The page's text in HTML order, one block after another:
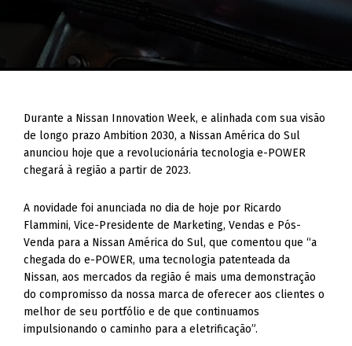
Durante a Nissan Innovation Week, e alinhada com sua visão
de longo prazo Ambition 2030, a Nissan América do Sul
anunciou hoje que a revolucionária tecnologia e-POWER
chegará à região a partir de 2023.
A novidade foi anunciada no dia de hoje por Ricardo
Flammini, Vice-Presidente de Marketing, Vendas e Pós-
Venda para a Nissan América do Sul, que comentou que “a
chegada do e-POWER, uma tecnologia patenteada da
Nissan, aos mercados da região é mais uma demonstração
do compromisso da nossa marca de oferecer aos clientes o
melhor de seu portfólio e de que continuamos
impulsionando o caminho para a eletrificação”.